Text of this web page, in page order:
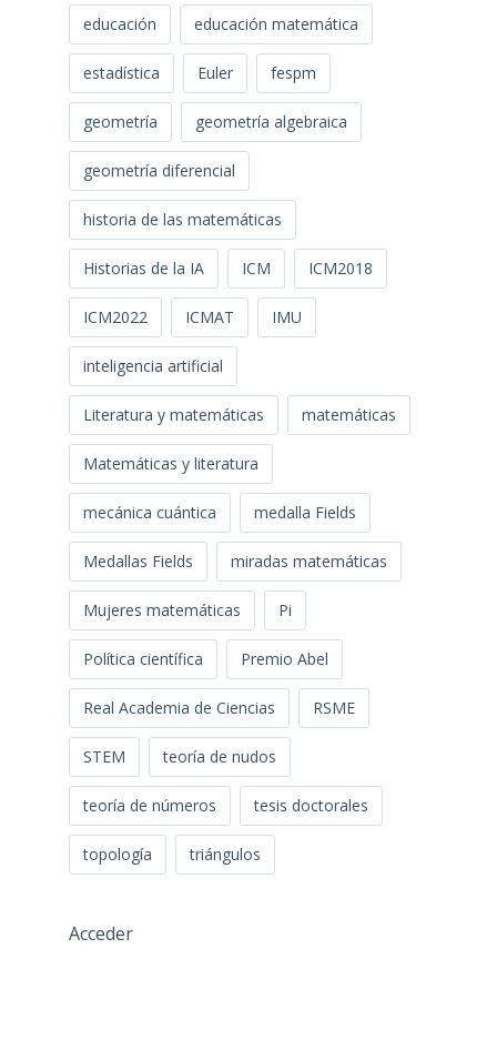
educación educación matemática
estadística Euler fespm
geometría geometría algebraica
geometría diferencial
historia de las matemáticas
Historias de la IA ICM ICM2018
ICM2022 ICMAT IMU
inteligencia artificial
Literatura y matemáticas matemáticas
Matemáticas y literatura
mecánica cuántica medalla Fields
Medallas Fields miradas matemáticas
Mujeres matemáticas Pi
Política científica Premio Abel
Real Academia de Ciencias RSME
STEM teoría de nudos
teoría de números tesis doctorales
topología triángulos
Acceder